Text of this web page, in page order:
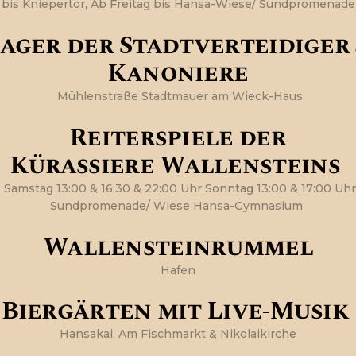
bis Kniepertor, Ab Freitag bis Hansa-Wiese/ Sundpromenade
der Stadtverteidiger
Kanoniere
Mühlenstraße Stadtmauer am Wieck-Haus
Reiterspiele der
KürassiereWallensteins
Samstag 13:00 & 16:30 & 22:00 Uhr Sonntag 13:00 & 17:00 Uhr
Sundpromenade/ Wiese Hansa-Gymnasium
Wallensteinrummel
Hafen
Biergärten mit Live-Musik
Hansakai, Am Fischmarkt & Nikolaikirche